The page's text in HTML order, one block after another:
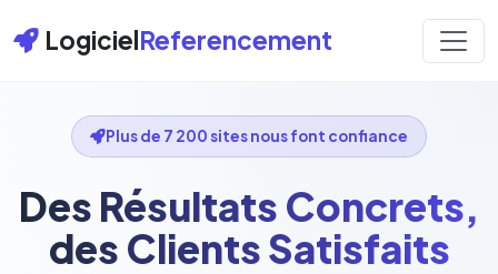
LogicielReferencement
Plus de 7 200 sites nous font confiance
Des Résultats Concrets,
des Clients Satisfaits